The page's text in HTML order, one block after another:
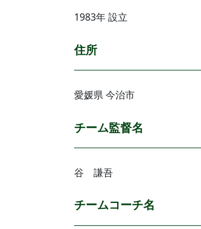
1983年 設立
住所
愛媛県 今治市
チーム監督名
谷 謙吾
チームコーチ名